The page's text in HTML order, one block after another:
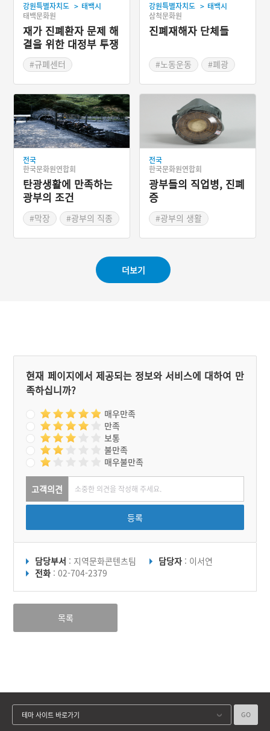
강원특별자치도 > 태백시
태백문화원
재가 진폐환자 문제 해
결을 위한 대정부 투쟁
#규폐센터
강원특별자치도 > 태백시
삼척문화원
진폐재해자 단체들
#노동운동
#폐광
전국
한국문화원연합회
탄광생활에 만족하는
광부의 조건
#막장
#광부의 직종
전국
한국문화원연합회
광부들의 직업병, 진폐
증
#광부의 생활
더보기
현재 페이지에서 제공되는 정보와 서비스에 대하여 만
족하십니까?
매우만족
만족
보통
불만족
매우불만족
고객의견
등록
담당부서 : 지역문화콘텐츠팀 담당자 : 이서연
전화 : 02-704-2379
목록
테마 사이트 바로가기 GO